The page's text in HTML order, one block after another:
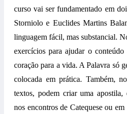
curso vai ser fundamentado em
Storniolo e Euclides Martins
linguagem fácil, mas substancial.
exercícios para ajudar o
coração para a vida. A Palavra só
colocada em prática. Também,
textos, podem criar uma apostila,
nos encontros de Catequese ou